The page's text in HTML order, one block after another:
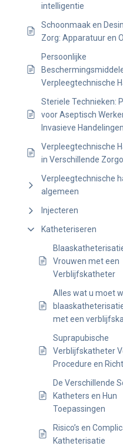
intelligentie
Schoonmaak en
Zorg: Apparatuur en
Persoonlijke
Verpleegtechnische
Steriele Technieken:
voor Aseptisch
Invasieve Handelingen
Verpleegtechnische
in Verschillende
Verpleegtechnische
algemeen
Injecteren
Katheteriseren
Vrouwen met een
Verblijfskatheter
Alles wat u moet
met een
Suprapubische
Verblijfskatheter
Procedure en
De Verschillende
Katheters en Hun
Toepassingen
Risico’s en
Katheterisatie